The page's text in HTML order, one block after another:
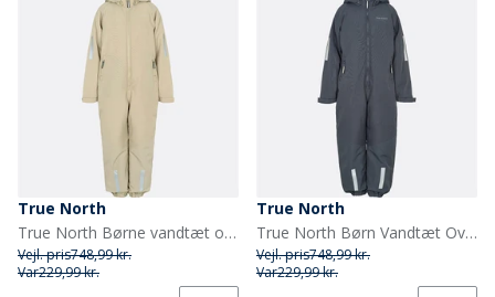
True North
True North Børne vandtæt overall Oxford sne dragt sand
Vejl. pris748,99 kr.
Var229,99 kr.
True North
True North Børn Vandtæt Overalls Oxford Snedragt Nattehimmel
Vejl. pris748,99 kr.
Var229,99 kr.